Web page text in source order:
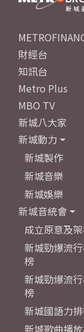
財經台
知訊台
Metro Plus
MBO TV
新城八大家
新城動力
新城製作
新城音樂
新城娛樂
新城音統會
成立原意及
新城勁爆流
榜
新城勁爆流
榜
新城國語力